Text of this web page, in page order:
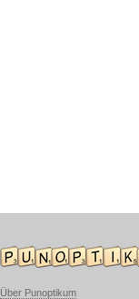
Über Punoptikum